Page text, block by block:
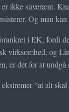
ikke suverænt.
Og man
i EK, fordi
virksomhed, og
er det for at
“at alt